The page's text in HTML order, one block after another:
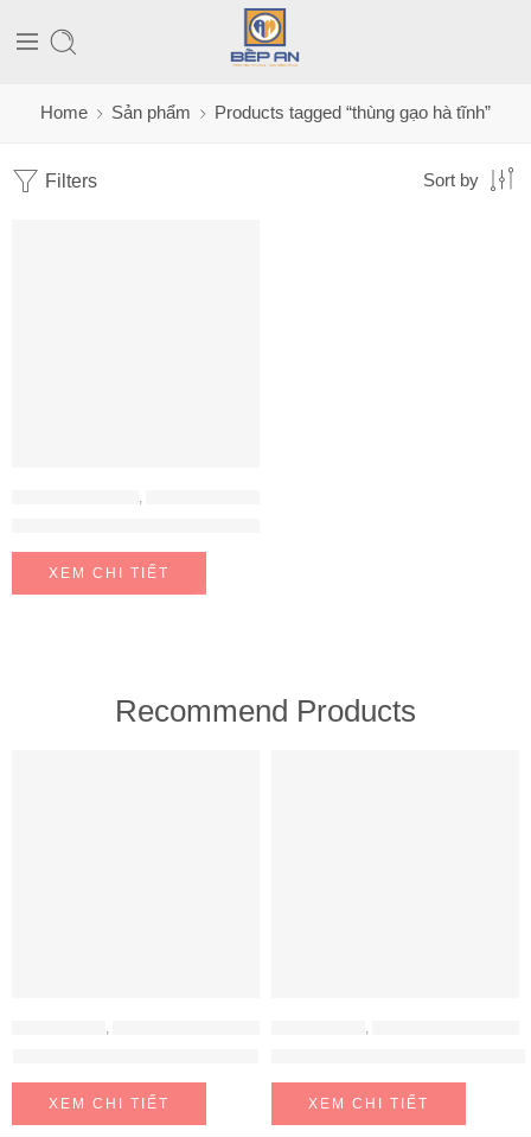
Home Sản phẩm Products tagged “thùng gạo hà tĩnh”
Filters Sort by
XEM CHI TIẾT
Recommend Products
XEM CHI TIẾT XEM CHI TIẾT